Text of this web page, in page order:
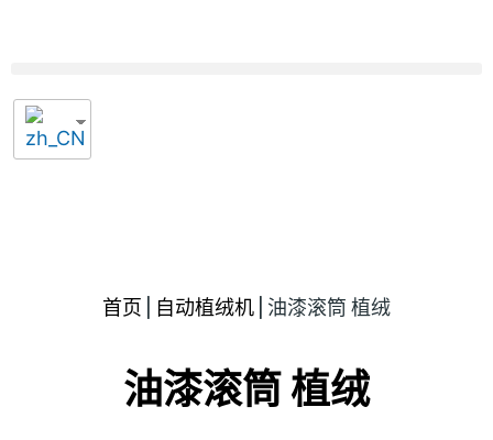
首页 自动植绒机 油漆滚筒 植绒
油漆滚筒 植绒